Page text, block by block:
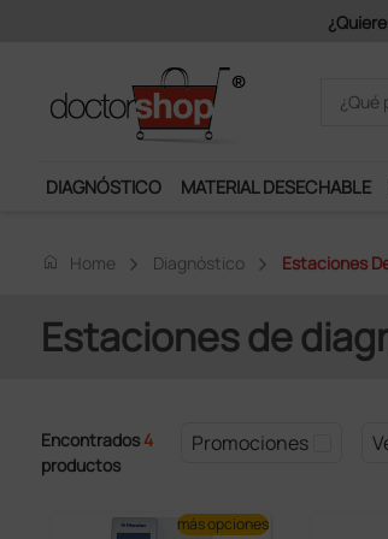
DIAGNÓSTICO MATERIAL DESECHABLE
home Home Diagnóstico Estaciones
Estaciones de
Encontrados 4
productos
Promociones
más opciones